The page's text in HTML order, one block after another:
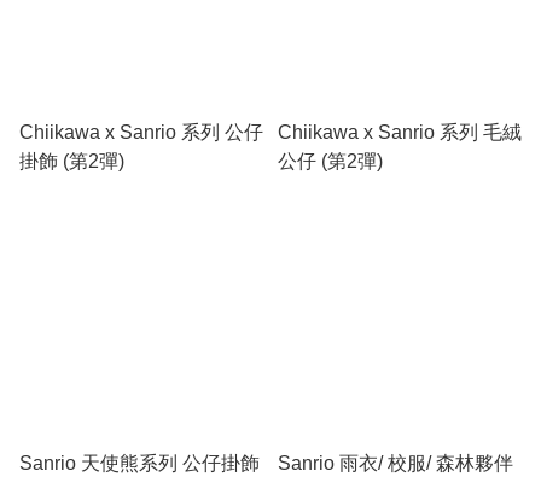
Chiikawa x Sanrio 系列 公仔
掛飾 (第2彈)
Chiikawa x Sanrio 系列 毛絨
公仔 (第2彈)
Sanrio 天使熊系列 公仔掛飾 Sanrio 雨衣/ 校服/ 森林夥伴